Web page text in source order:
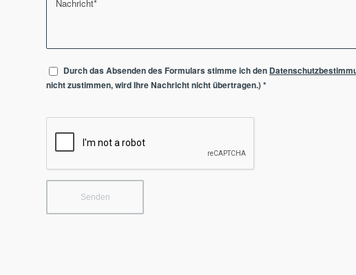
Durch das Absenden des Formulars stimme ich den
nicht zustimmen, wird Ihre Nachricht nicht übertragen.)*